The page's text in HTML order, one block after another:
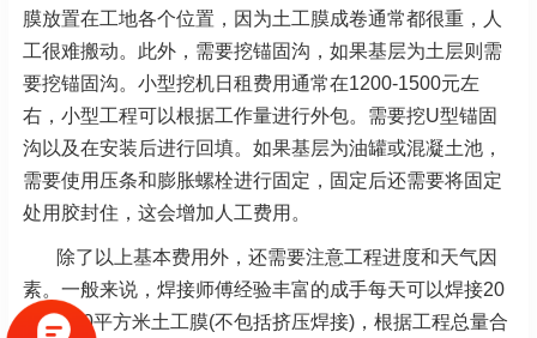
膜放置在工地各个位置，因为土工膜成卷通常都很重，人
工很难搬动。此外，需要挖锚固沟，如果基层为土层则需
要挖锚固沟。小型挖机日租费用通常在1200-1500元左
右，小型工程可以根据工作量进行外包。需要挖U型锚固
沟以及在安装后进行回填。如果基层为油罐或混凝土池，
需要使用压条和膨胀螺栓进行固定，固定后还需要将固定
处用胶封住，这会增加人工费用。
除了以上基本费用外，还需要注意工程进度和天气因
素。一般来说，焊接师傅经验丰富的成手每天可以焊接20
00-3000平方米土工膜(不包括挤压焊接)，根据工程总量合